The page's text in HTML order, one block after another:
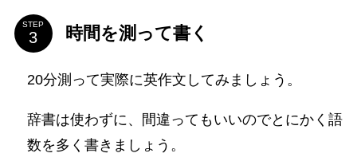
STEP 時間を測って書く
20分測って実際に英作文してみましょう。
辞書は使わずに、間違ってもいいのでとにかく語
数を多く書きましょう。